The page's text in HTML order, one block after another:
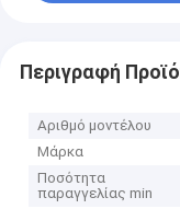
Περιγραφή
Αριθμό μοντέλου
Μάρκα
Ποσότητα
παραγγελίας min